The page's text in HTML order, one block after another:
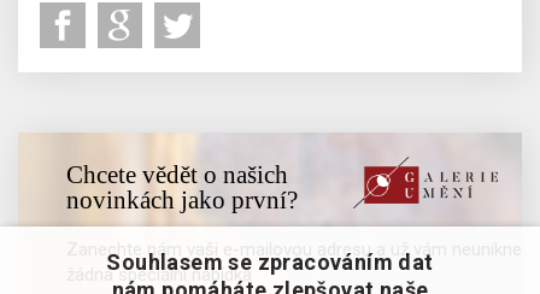
Chcete vědět o našich
novinkách jako první?
Zanechte nám vaši e-mailovou adresu a už vám neunikne
žádná speciální nabídka
Souhlasem se zpracováním dat